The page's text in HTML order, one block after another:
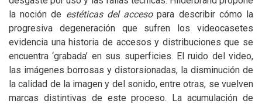
la noción de estéticas del acceso para describir cómo la
progresiva degeneración que sufren los videocasetes
evidencia una historia de accesos y distribuciones que se
encuentra ‘grabada’ en sus superficies. El ruido del video,
las imágenes borrosas y distorsionadas, la disminución de
la calidad de la imagen y del sonido, entre otras, se vuelven
marcas distintivas de este proceso. La acumulación de